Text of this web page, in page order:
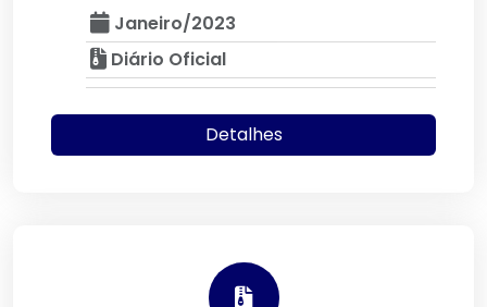
Janeiro/2023
Diário Oficial
Detalhes